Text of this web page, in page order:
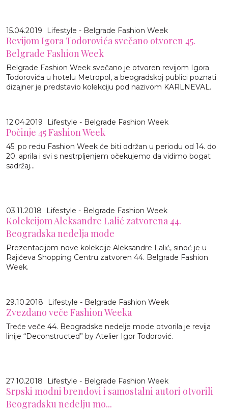
15.04.2019 Lifestyle - Belgrade Fashion Week
Revijom Igora Todorovića svečano otvoren 45.
Belgrade Fashion Week
Belgrade Fashion Week svečano je otvoren revijom Igora
Todorovića u hotelu Metropol, a beogradskoj publici poznati
dizajner je predstavio kolekciju pod nazivom KARLNEVAL.
12.04.2019 Lifestyle - Belgrade Fashion Week
Počinje 45 Fashion Week
45. po redu Fashion Week će biti održan u periodu od 14. do
20. aprila i svi s nestrpljenjem očekujemo da vidimo bogat
sadržaj...
03.11.2018 Lifestyle - Belgrade Fashion Week
Kolekcijom Aleksandre Lalić zatvorena 44.
Beogradska nedelja mode
Prezentacijom nove kolekcije Aleksandre Lalić, sinoć je u
Rajićeva Shopping Centru zatvoren 44. Belgrade Fashion
Week.
29.10.2018 Lifestyle - Belgrade Fashion Week
Zvezdano veče Fashion Weeka
Treće veče 44. Beogradske nedelje mode otvorila je revija
linije “Deconstructed” by Atelier Igor Todorović.
27.10.2018 Lifestyle - Belgrade Fashion Week
Srpski modni brendovi i samostalni autori otvorili
Beogradsku nedelju mo...